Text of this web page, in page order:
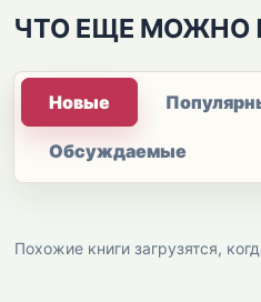
ЧТО ЕЩЕ МОЖНО
Новые
Обсуждаемые
Похожие книги загрузятся,